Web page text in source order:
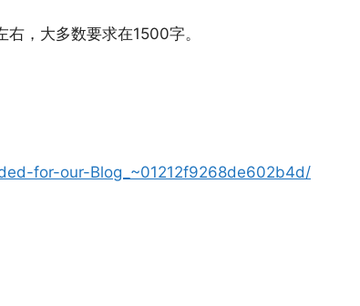
，大多数要求在1500字。
for-our-Blog_~01212f9268de602b4d/